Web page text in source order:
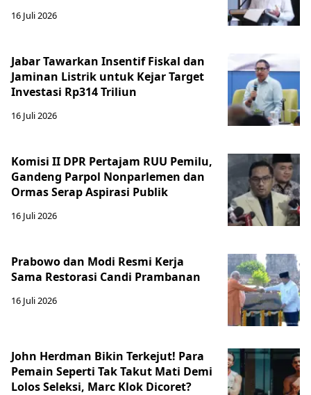
16 Juli 2026
Jabar Tawarkan Insentif Fiskal dan
Jaminan Listrik untuk Kejar Target
Investasi Rp314 Triliun
16 Juli 2026
Komisi II DPR Pertajam RUU Pemilu,
Gandeng Parpol Nonparlemen dan
Ormas Serap Aspirasi Publik
16 Juli 2026
Prabowo dan Modi Resmi Kerja
Sama Restorasi Candi Prambanan
16 Juli 2026
John Herdman Bikin Terkejut! Para
Pemain Seperti Tak Takut Mati Demi
Lolos Seleksi, Marc Klok Dicoret?